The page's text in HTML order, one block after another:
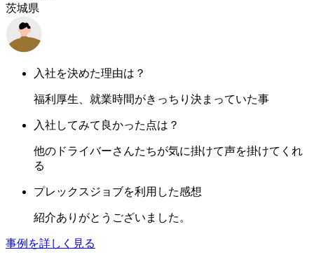
茨城県
入社を決めた理由は？
福利厚生、就業時間がきっちり決まっていた事
入社してみて良かった点は？
他のドライバーさんたちが気に掛けて声を掛けてくれ
る
プレックスジョブを利用した感想
紹介ありがとうございました。
事例を詳しく見る